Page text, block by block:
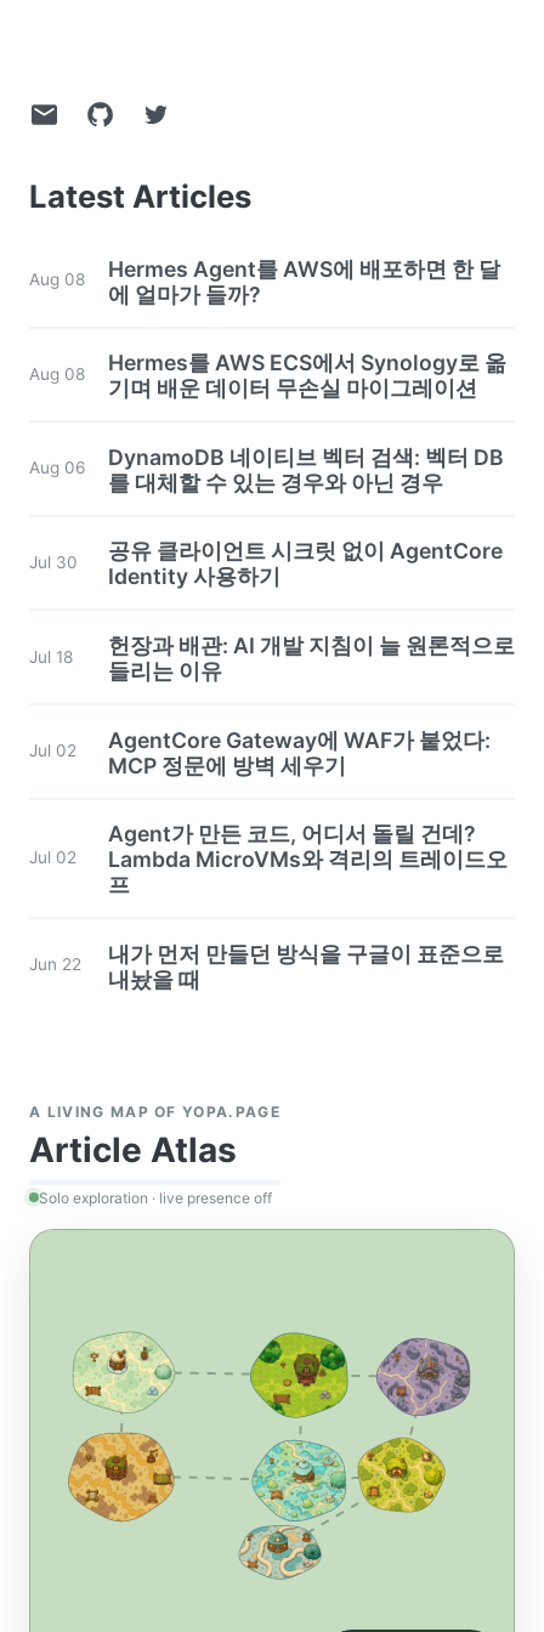
Latest Articles
Aug 08
Hermes Agent를 AWS에 배포하면 한 달
에 얼마가 들까?
Aug 08
Hermes를 AWS ECS에서 Synology로 옮
기며 배운 데이터 무손실 마이그레이션
Aug 06
DynamoDB 네이티브 벡터 검색: 벡터 DB
를 대체할 수 있는 경우와 아닌 경우
Jul 30
공유 클라이언트 시크릿 없이 AgentCore
Identity 사용하기
Jul 18
헌장과 배관: AI 개발 지침이 늘 원론적으로
들리는 이유
Jul 02
AgentCore Gateway에 WAF가 붙었다:
MCP 정문에 방벽 세우기
Jul 02
Agent가 만든 코드, 어디서 돌릴 건데?
Lambda MicroVMs와 격리의 트레이드오
프
Jun 22
내가 먼저 만들던 방식을 구글이 표준으로
내놨을 때
A LIVING MAP OF YOPA.PAGE
Article Atlas
Solo exploration · live presence off